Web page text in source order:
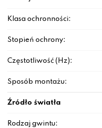
Klasa ochronności:
Stopień ochrony:
Częstotliwość (Hz):
Sposób montażu:
Źródło światła
Rodzaj gwintu: